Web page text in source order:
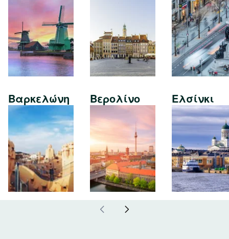
Βαρκελώνη Βερολίνο Ελσίνκι